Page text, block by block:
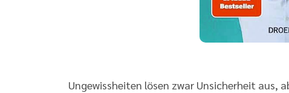
Ungewissheiten lösen zwar Unsicherheit aus,